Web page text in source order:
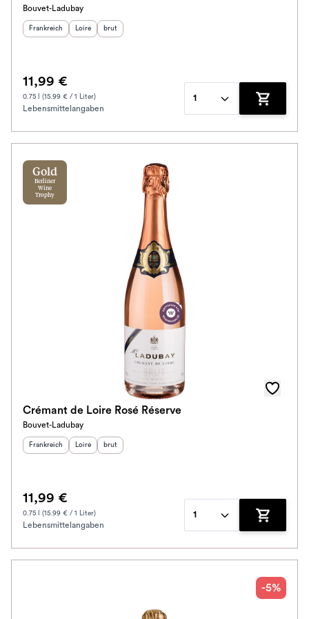
Bouvet-Ladubay
Herkunftsland
Frankreich Herkunftsregion
Loire Geschmack
brut
11,99 €
0.75 l (15.99 € / 1 Liter)
Lebensmittelangaben
1
Zum
Gold
Berliner
Wine
Trophy
Crémant de Loire Rosé Réserve
Bouvet-Ladubay
Herkunftsland
Frankreich Herkunftsregion
Loire Geschmack
brut
11,99 €
0.75 l (15.99 € / 1 Liter)
Lebensmittelangaben
1
Zum
-5%